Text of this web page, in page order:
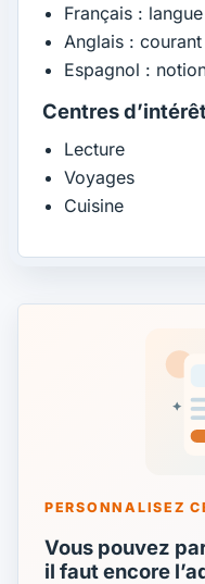
Français :
Anglais :
Espagnol :
Centres
Lecture
Voyages
Cuisine
PERSONNALISEZ
Vous pouvez
il faut encore